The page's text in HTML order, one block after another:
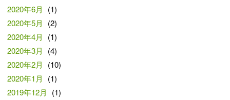
2020年6月
(1)
2020年5月
(2)
2020年4月
(1)
2020年3月
(4)
2020年2月
(10)
2020年1月
(1)
2019年12月
(1)